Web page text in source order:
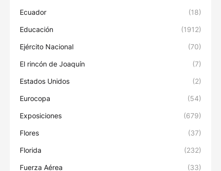
Ecuador (18)
Educación (1912)
Ejército Nacional (70)
El rincón de Joaquín (7)
Estados Unidos (2)
Eurocopa (54)
Exposiciones (679)
Flores (37)
Florida (232)
Fuerza Aérea (33)